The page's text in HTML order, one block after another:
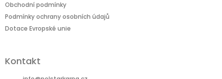
Obchodní podmínky
Podmínky ochrany osobních údajů
Dotace Evropské unie
Kontakt